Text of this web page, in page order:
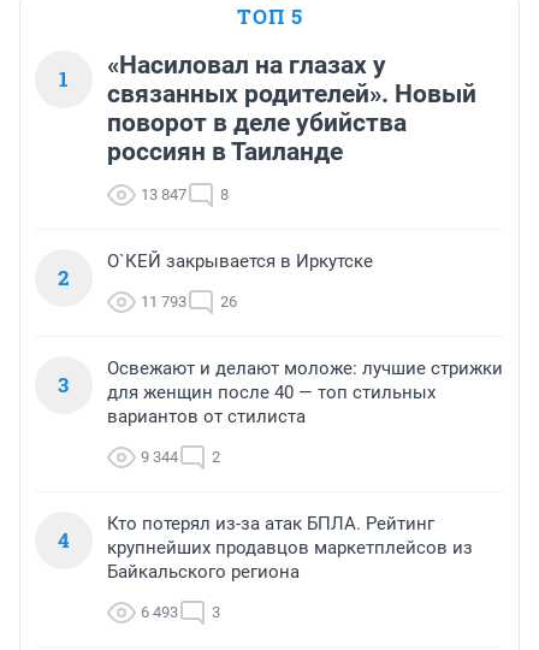
ТОП 5
1
«Насиловал на глазах у
связанных родителей». Новый
поворот в деле убийства
россиян в Таиланде
13 847 8
2
О`КЕЙ закрывается в Иркутске
11 793 26
3
Освежают и делают моложе: лучшие стрижки
для женщин после 40 — топ стильных
вариантов от стилиста
9 344 2
4
Кто потерял из-за атак БПЛА. Рейтинг
крупнейших продавцов маркетплейсов из
Байкальского региона
6 493 3